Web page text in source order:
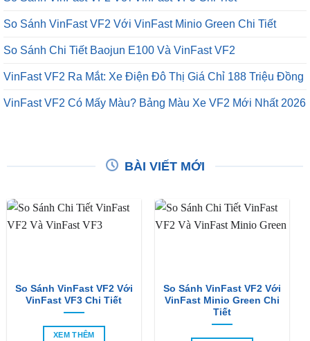
So Sánh VinFast VF2 Với VinFast Minio Green Chi Tiết
So Sánh Chi Tiết Baojun E100 Và VinFast VF2
VinFast VF2 Ra Mắt: Xe Điện Đô Thị Giá Chỉ 188 Triệu Đồng
VinFast VF2 Có Mấy Màu? Bảng Màu Xe VF2 Mới Nhất 2026
BÀI VIẾT MỚI
So Sánh VinFast VF2 Với
VinFast VF3 Chi Tiết
XEM THÊM
So Sánh VinFast VF2 Với
VinFast Minio Green Chi
Tiết